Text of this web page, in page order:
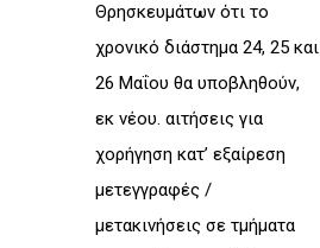
Θρησκευμάτων ότι το
χρονικό διάστημα 24, 25 και
26 Μαΐου θα υποβληθούν,
εκ νέου. αιτήσεις για
χορήγηση κατ’ εξαίρεση
μετεγγραφές /
μετακινήσεις σε τμήματα